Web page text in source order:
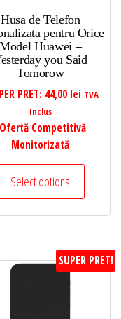
Husa de Telefon
pentru Orice
Model Huawei –
you Said
Tomorow
PRET: 44,00 lei TVA
Inclus
Competitivă
Monitorizată
Select options
SUPER PRET!